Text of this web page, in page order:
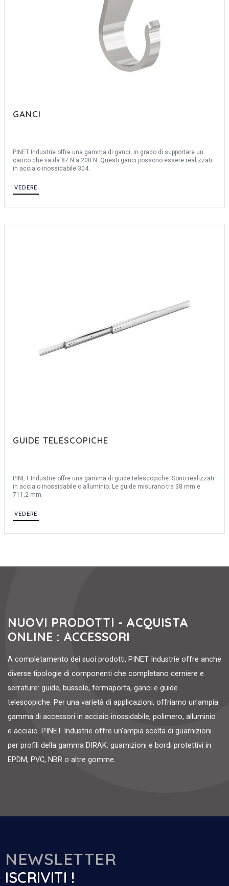
GANCI
PINET Industrie offre una gamma di ganci. In grado di supportare un
carico che va da 87 N a 200 N. Questi ganci possono essere realizzati
in acciaio inossidabile 304.
VEDERE
GUIDE TELESCOPICHE
PINET Industrie offre una gamma di guide telescopiche. Sono realizzati
in acciaio inossidabile o alluminio. Le guide misurano tra 38 mm e
711,2 mm.
VEDERE
NUOVI PRODOTTI - ACQUISTA
ONLINE : ACCESSORI
A completamento dei suoi prodotti, PINET Industrie offre anche
diverse tipologie di componenti che completano cerniere e
serrature: guide, bussole, fermaporta, ganci e guide
telescopiche. Per una varietà di applicazioni, offriamo un'ampia
gamma di accessori in acciaio inossidabile, polimero, alluminio
e acciaio. PINET Industrie offre un'ampia scelta di guarnizioni
per profili della gamma DIRAK: guarnizioni e bordi protettivi in
EPDM, PVC, NBR o altre gomme.
NEWSLETTER
ISCRIVITI !